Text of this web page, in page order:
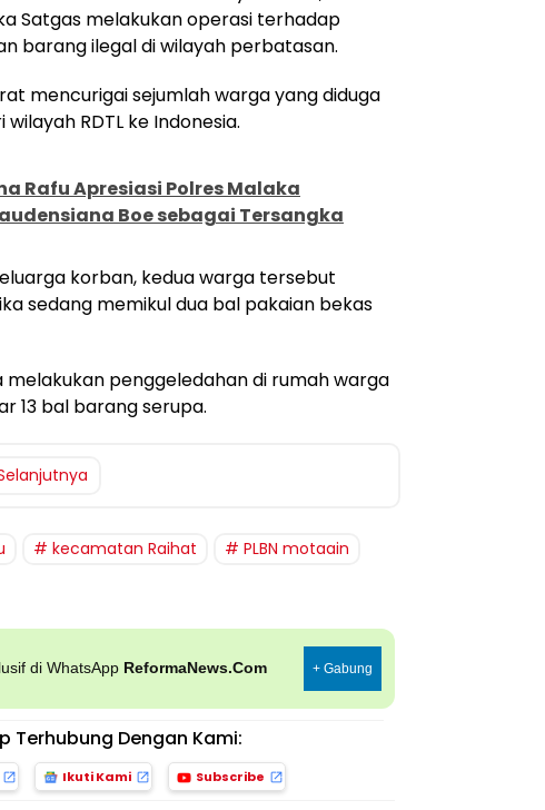
Satgas melakukan operasi terhadap
barang ilegal di wilayah perbatasan.
mencurigai sejumlah warga yang diduga
RDTL ke Indonesia.
Rafu Apresiasi Polres Malaka
Boe sebagai Tersangka
korban, kedua warga tersebut
sedang memikul dua bal pakaian bekas
melakukan penggeledahan di rumah warga
13 bal barang serupa.
kecamatan Raihat
PLBN motaain
di WhatsApp ReformaNews.Com + Gabung
Terhubung Dengan Kami:
Ikuti Kami Subscribe